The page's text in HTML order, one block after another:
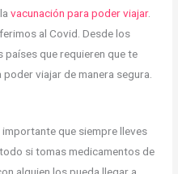
lavacunación para poder viajar.
al Covid. Desde los
países que requieren que te
viajar de manera segura.
que siempre lleves
si tomas medicamentos de